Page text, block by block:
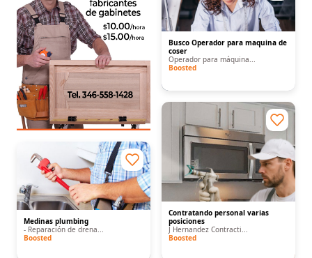
Busco Operador para maquina de
coser
Operador para máquina...
Boosted
Medinas plumbing
- Reparación de drena...
Boosted
Contratando personal varias
posiciones
J Hernandez Contracti...
Boosted